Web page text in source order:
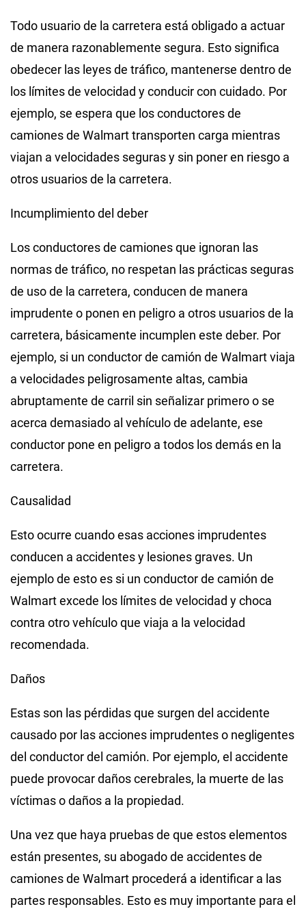
Todo usuario de la carretera está obligado a actuar
de manera razonablemente segura. Esto significa
obedecer las leyes de tráfico, mantenerse dentro de
los límites de velocidad y conducir con cuidado. Por
ejemplo, se espera que los conductores de
camiones de Walmart transporten carga mientras
viajan a velocidades seguras y sin poner en riesgo a
otros usuarios de la carretera.
Incumplimiento del deber
Los conductores de camiones que ignoran las
normas de tráfico, no respetan las prácticas seguras
de uso de la carretera, conducen de manera
imprudente o ponen en peligro a otros usuarios de la
carretera, básicamente incumplen este deber. Por
ejemplo, si un conductor de camión de Walmart viaja
a velocidades peligrosamente altas, cambia
abruptamente de carril sin señalizar primero o se
acerca demasiado al vehículo de adelante, ese
conductor pone en peligro a todos los demás en la
carretera.
Causalidad
Esto ocurre cuando esas acciones imprudentes
conducen a accidentes y lesiones graves. Un
ejemplo de esto es si un conductor de camión de
Walmart excede los límites de velocidad y choca
contra otro vehículo que viaja a la velocidad
recomendada.
Daños
Estas son las pérdidas que surgen del accidente
causado por las acciones imprudentes o negligentes
del conductor del camión. Por ejemplo, el accidente
puede provocar daños cerebrales, la muerte de las
víctimas o daños a la propiedad.
Una vez que haya pruebas de que estos elementos
están presentes, su abogado de accidentes de
camiones de Walmart procederá a identificar a las
partes responsables. Esto es muy importante para el